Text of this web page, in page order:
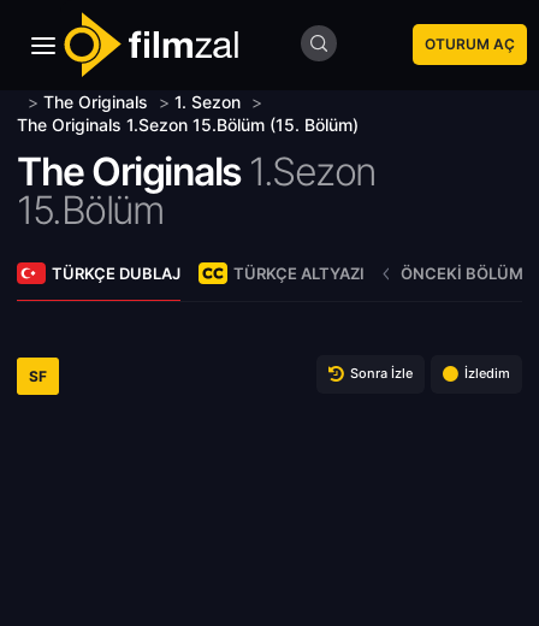
OTURUM AÇ
> The Originals > 1. Sezon >
The Originals 1.Sezon 15.Bölüm (15. Bölüm)
The Originals 1.Sezon
15.Bölüm
TÜRKÇE DUBLAJ TÜRKÇE ALTYAZI ÖNCEKI BÖLÜM
SF Sonra İzle İzledim